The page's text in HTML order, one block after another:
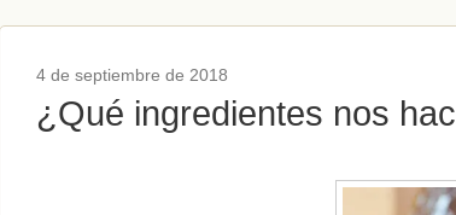
4 de septiembre de 2018
¿Qué ingredientes nos